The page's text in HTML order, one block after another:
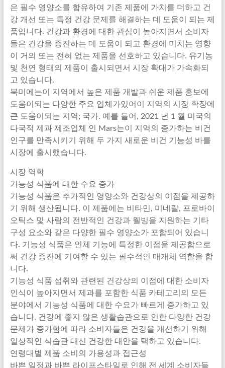
은 필수 영양소를 함유하여 기존 제품에 가치를 더하고 건
강 개선 또는 특정 건강 문제를 해결하는 데 도움이 되는 제
품입니다. 건강과 환경에 대한 관심이 높아지면서 소비자
들은 건강을 증진하는 데 도움이 되고 환경에 미치는 영향
이 거의 또는 전혀 없는 제품을 선호하고 있습니다. 유기농
및 천연 형태의 제품이 출시되면서 시장 확대가 가속화되
고 있습니다.
북미에는이 지역에서 높은 제품 개발과 쉬운 제품 홍보에
도움이되는 다양한 주요 업체가있어이 지역의 시장 확장에
큰 도움이되는 지역; 국가. 예를 들어, 2021 년 1 월 미국의
다국적 제과 제조업체 인 Mars는이 지역의 증가하는 비건
인구를 만족시키기 위해 두 가지 새로운 비건 기능성 바를
시장에 출시했습니다.
시장 역학
기능성 식품에 대한 수요 증가
기능성 식품은 추가적인 영양소와 건강상의 이점을 제공하
기 위해 생산됩니다. 이 제품에는 비타민, 미네랄, 프로바이
오틱스 및 사람의 전반적인 건강과 웰빙을 지원하는 기타
구성 요소와 같은 다양한 필수 영양소가 포함되어 있습니
다. 기능성 식품은 인체 기능에 특정한 이점을 제공함으로
써 건강 증진에 기여할 수 있는 필수적인 매개체 역할을 합
니다.
기능성 식품 섭취와 관련된 건강상의 이점에 대한 소비자
인식이 높아지면서 제과를 포함한 식품 카테고리의 모든
분야에서 기능성 식품에 대한 수요가 빠르게 증가하고 있
습니다. 건강에 좋지 않은 생활습관으로 인한 다양한 건강
문제가 증가함에 따라 소비자들은 건강을 개선하기 위해
일상적인 식습관 대신 건강한 대안을 택하고 있습니다.
연령대별 제품 소비의 가용성과 접근성
바쁜 일정과 바쁜 라이프스타일로 인해 전 세계 소비자들